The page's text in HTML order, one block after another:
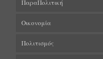
ΠαραΠολιτική
Οικονομία
Πολιτισμός